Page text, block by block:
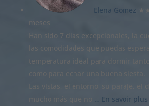
Elena Gomez
meses
Han sido 7 días excepcionales, la
las comodidades que puedas
temperatura ideal para dormir tanto
como para echar una buena siesta.
Las vistas, el entorno, su paraje, el
mucho más que no … En savoir plus